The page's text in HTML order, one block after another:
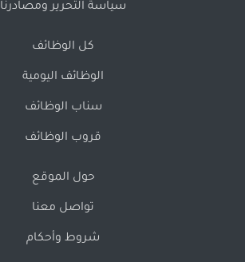
سياسة التحرير ومصادرنا
كل الوظائف
الوظائف اليومية
سناب الوظائف
قروب الوظائف
حول الموقع
تواصل معنا
شروط وأحكام